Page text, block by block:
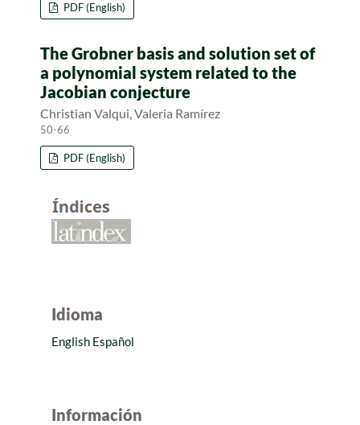
PDF (English)
The Grobner basis and solution set of
a polynomial system related to the
Jacobian conjecture
Christian Valqui, Valeria Ramírez
50-66
PDF (English)
Idioma
English Español
Información